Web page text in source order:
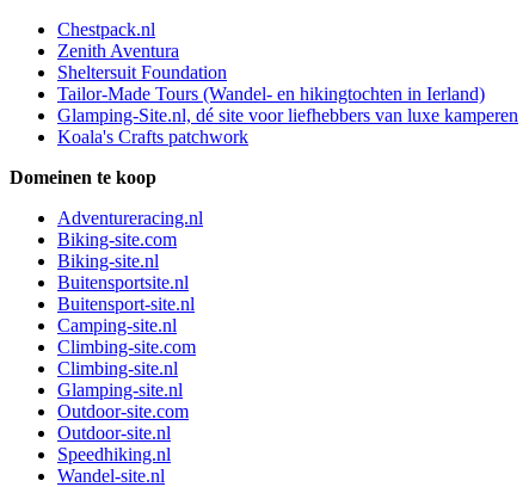
Chestpack.nl
Zenith Aventura
Sheltersuit Foundation
Tailor-Made Tours (Wandel- en hikingtochten in Ierland)
Glamping-Site.nl, dé site voor liefhebbers van luxe kamperen
Koala's Crafts patchwork
Domeinen te koop
Adventureracing.nl
Biking-site.com
Biking-site.nl
Buitensportsite.nl
Buitensport-site.nl
Camping-site.nl
Climbing-site.com
Climbing-site.nl
Glamping-site.nl
Outdoor-site.com
Outdoor-site.nl
Speedhiking.nl
Wandel-site.nl